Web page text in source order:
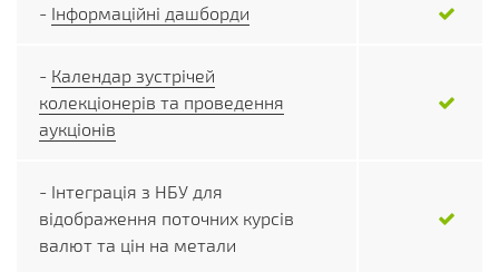
- Інформаційні дашборди
- Календар зустрічей
колекціонерів та проведення
аукціонів
- Інтеграція з НБУ для
відображення поточних курсів
валют та цін на метали